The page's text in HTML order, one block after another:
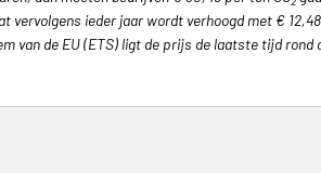
vervolgens ieder jaar wordt verhoogd met €
van de EU (ETS) ligt de prijs de laatste tijd rond